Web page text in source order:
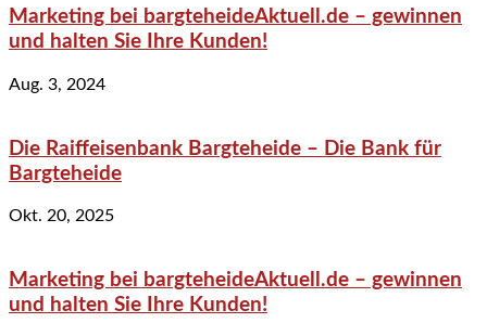
Marketing bei bargteheideAktuell.de – gewinnen
und halten Sie Ihre Kunden!
Aug. 3, 2024
Die Raiffeisenbank Bargteheide – Die Bank für
Bargteheide
Okt. 20, 2025
Marketing bei bargteheideAktuell.de – gewinnen
und halten Sie Ihre Kunden!